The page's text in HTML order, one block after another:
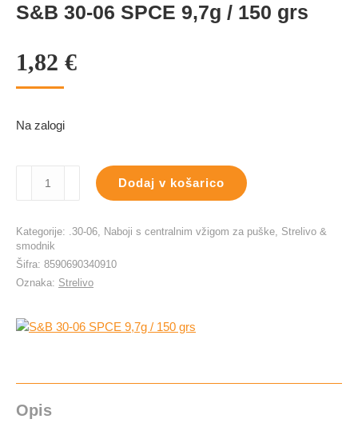
S&B 30-06 SPCE 9,7g / 150 grs
1,82 €
Na zalogi
/
grs
Dodaj v košarico
Kategorije: .30-06, Naboji s centralnim vžigom za puške, Strelivo &
smodnik
Šifra: 8590690340910
Oznaka: Strelivo
Opis